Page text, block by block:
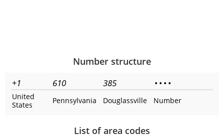
Number structure
+1 610 385 • • • •
United
States
Pennsylvania Douglassville Number
List of area codes